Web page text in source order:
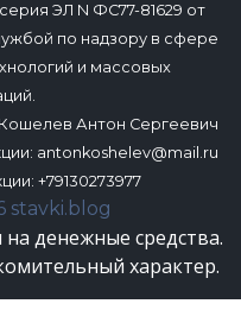
ЭЛ N ФС77-81629 от
по надзору в сфере
и массовых
Антон Сергеевич
antonkoshelev@mail.ru
+79130273977
stavki.blog
денежные средства.
характер.